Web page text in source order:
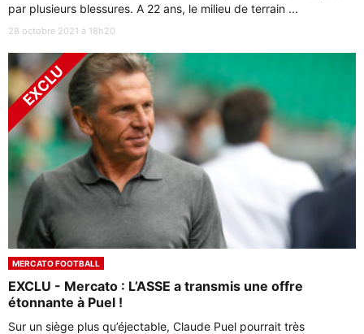
par plusieurs blessures. A 22 ans, le milieu de terrain ...
28 octobre 2021 à 18h20
MERCATO FOOTBALL
EXCLU - Mercato : L’ASSE a transmis une offre
étonnante à Puel !
Sur un siège plus qu’éjectable, Claude Puel pourrait très